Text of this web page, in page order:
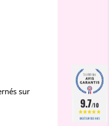
sur
9.7/10
BASÉ SUR 502 AVIS